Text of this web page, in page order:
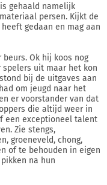
gehaald namelijk
persen. Kijkt de
gedaan en mag aan
Ok hij koos nog
uit maar het kon
bij de uitgaves aan
om jeugd naar het
er voorstander van dat
die altijd weer in
een exceptioneel talent
Zie stengs,
groeneveld, chong,
of te behouden in eigen
na hun